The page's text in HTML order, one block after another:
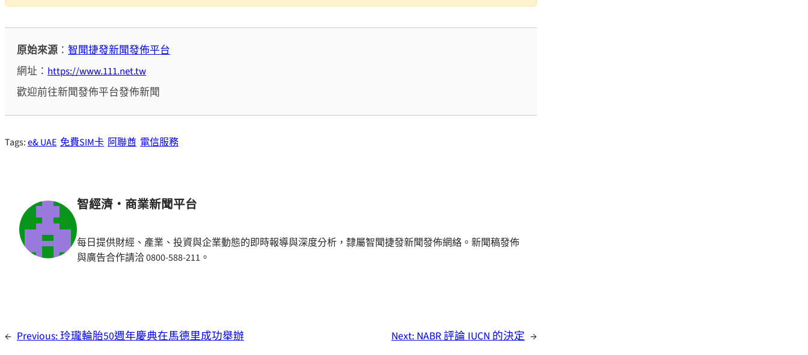
原始來源 ：智聞捷發新聞發佈平台
網址：https://www.111.net.tw
歡迎前往新聞發佈平台發佈新聞
Tags:e& UAE 免費SIM卡 阿聯酋 電信服務
智經濟・商業新聞平台
每日提供財經、產業、投資與企業動態的即時報導與深度分析，隸屬智聞捷發新聞發佈網絡。新聞稿發佈
與廣告合作請洽 0800-588-211。
← Previous:玲瓏輪胎50週年慶典在馬德里成功舉辦 Next:NABR 評論 IUCN 的決定 →